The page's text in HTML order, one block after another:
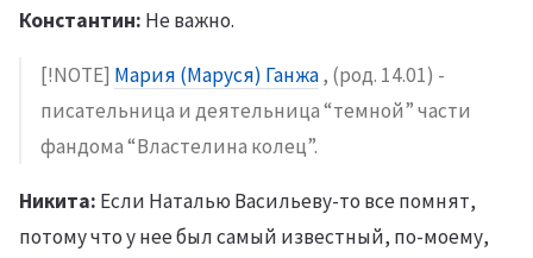
Константин: Не важно.
[!NOTE] Мария (Маруся) Ганжа, (род. 14.01) -
писательница и деятельница “темной” части
фандома “Властелина колец”.
Никита: Если Наталью Васильеву-то все помнят,
потому что у нее был самый известный, по-моему,